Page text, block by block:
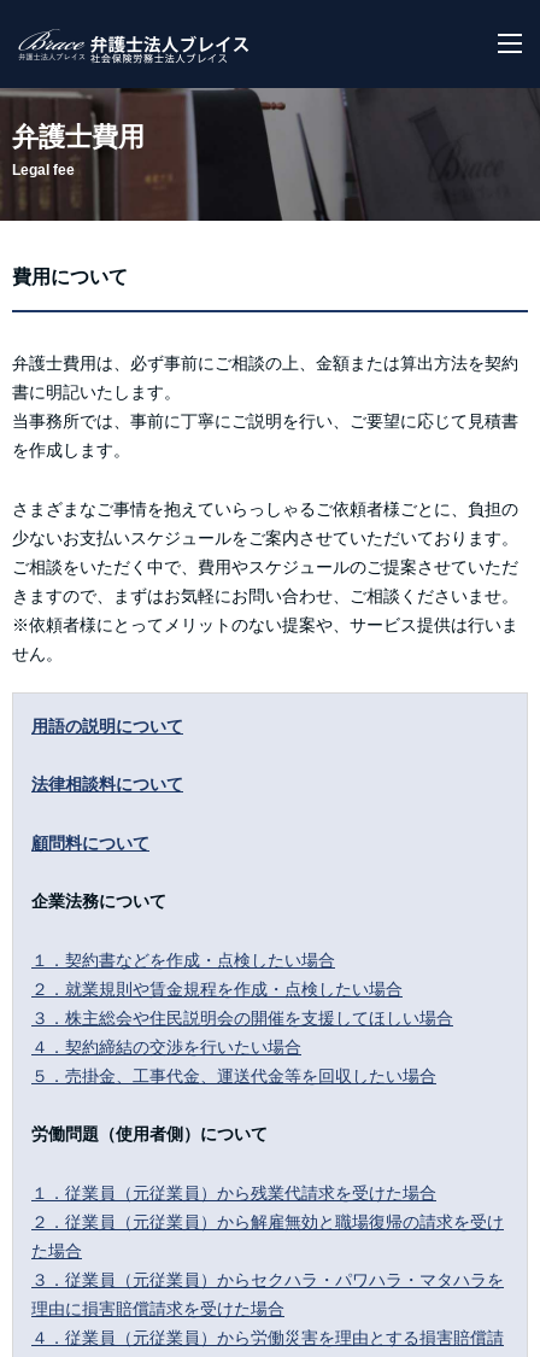
弁護士費用
Legal fee
費用について
弁護士費用は、必ず事前にご相談の上、金額または算出方法を契約
書に明記いたします。
当事務所では、事前に丁寧にご説明を行い、ご要望に応じて見積書
を作成します。
さまざまなご事情を抱えていらっしゃるご依頼者様ごとに、負担の
少ないお支払いスケジュールをご案内させていただいております。
ご相談をいただく中で、費用やスケジュールのご提案させていただ
きますので、まずはお気軽にお問い合わせ、ご相談くださいませ。
※依頼者様にとってメリットのない提案や、サービス提供は行いま
せん。
用語の説明について
法律相談料について
顧問料について
企業法務について
１．契約書などを作成・点検したい場合
２．就業規則や賃金規程を作成・点検したい場合
３．株主総会や住民説明会の開催を支援してほしい場合
４．契約締結の交渉を行いたい場合
５．売掛金、工事代金、運送代金等を回収したい場合
労働問題（使用者側）について
１．従業員（元従業員）から残業代請求を受けた場合
２．従業員（元従業員）から解雇無効と職場復帰の請求を受け
た場合
３．従業員（元従業員）からセクハラ・パワハラ・マタハラを
理由に損害賠償請求を受けた場合
４．従業員（元従業員）から労働災害を理由とする損害賠償請